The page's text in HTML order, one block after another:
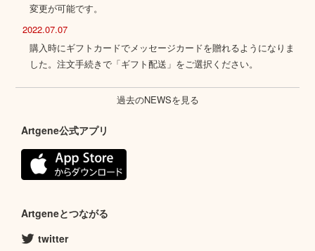
変更が可能です。
2022.07.07
購入時にギフトカードでメッセージカードを贈れるようになりま
した。注文手続きで「ギフト配送」をご選択ください。
過去のNEWSを見る
Artgene公式アプリ
Artgeneとつながる
twitter